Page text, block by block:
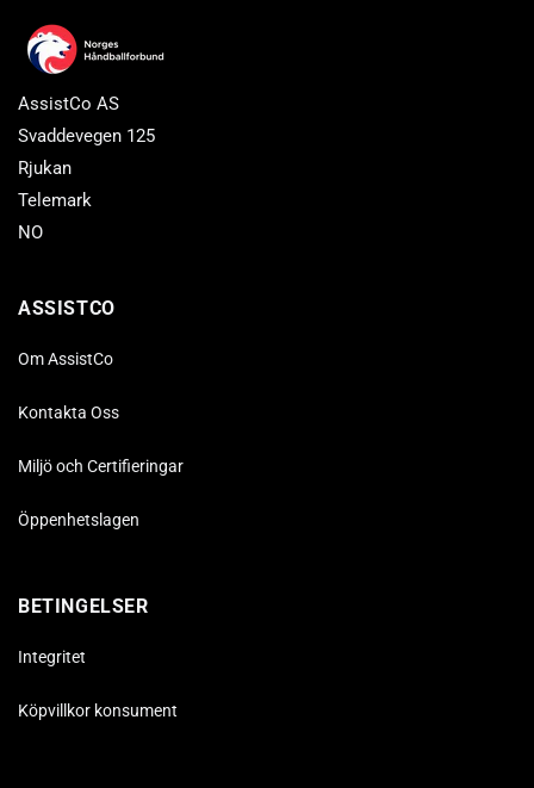
AssistCo AS
Svaddevegen 125
Rjukan
Telemark
NO
ASSISTCO
Om AssistCo
Kontakta Oss
Miljö och Certifieringar
Öppenhetslagen
BETINGELSER
Integritet
Köpvillkor konsument